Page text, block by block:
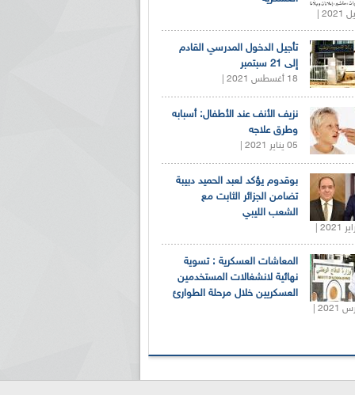
تأجيل الدخول المدرسي القادم
إلى 21 سبتمبر
18 أغسطس 2021 |
نزيف الأنف عند الأطفال: أسبابه
وطرق علاجه
05 يناير 2021 |
بوقدوم يؤكد لعبد الحميد دبيبة
تضامن الجزائر الثابت مع
الشعب الليبي
المعاشات العسكرية : تسوية
نهائية لانشغالات المستخدمين
العسكريين خلال مرحلة الطوارئ